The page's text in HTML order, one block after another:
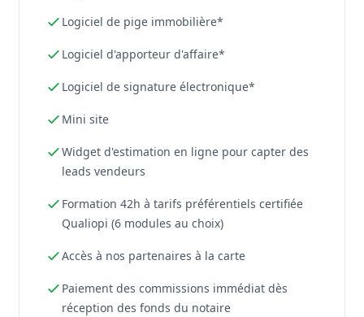
Logiciel de pige immobilière*
Logiciel d'apporteur d'affaire*
Logiciel de signature électronique*
Mini site
Widget d'estimation en ligne pour capter des
leads vendeurs
Formation 42h à tarifs préférentiels certifiée
Qualiopi (6 modules au choix)
Accès à nos partenaires à la carte
Paiement des commissions immédiat dès
réception des fonds du notaire